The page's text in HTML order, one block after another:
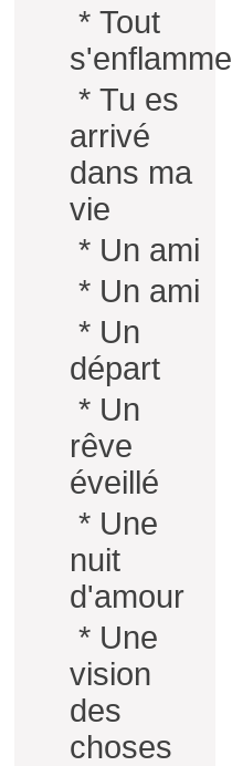
* Tout
s'enflamme
* Tu es
arrivé
dans ma
vie
* Un ami
* Un ami
* Un
départ
* Un
rêve
éveillé
* Une
nuit
d'amour
* Une
vision
des
choses